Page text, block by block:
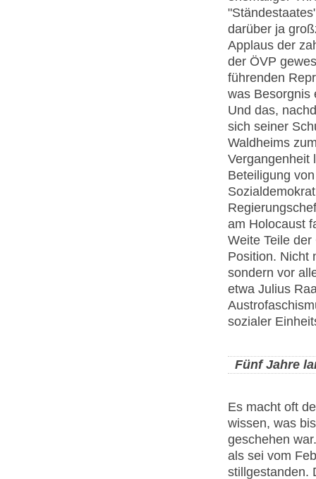
darüber ja
Applaus der
der ÖVP
führenden
was Besorgnis
Und das,
sich seiner
Waldheims
Vergangenheit
Beteiligung
am Holocaust
Weite Teile
Position. Nicht
sondern vor
etwa Julius
sozialer
Fünf Jahre
Es macht oft
wissen, was
geschehen
als sei vom
stillgestanden.